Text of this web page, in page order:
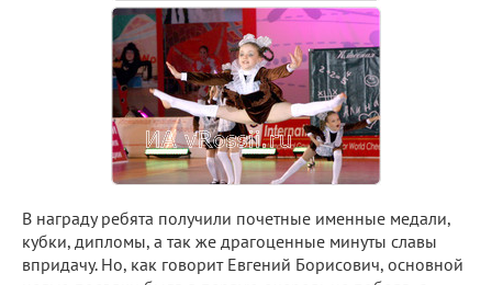
В награду ребята получили почетные именные медали,
кубки, дипломы, а так же драгоценные минуты славы
впридачу. Но, как говорит Евгений Борисович, основной